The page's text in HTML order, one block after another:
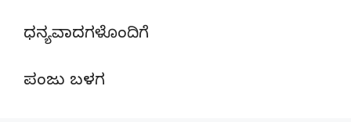
ಧನ್ಯವಾದಗಳೊಂದಿಗೆ
ಪಂಜು ಬಳಗ